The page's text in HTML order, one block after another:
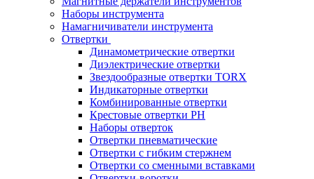
Наборы инструмента
Намагничиватели инструмента
Отвертки
Динамометрические отвертки
Диэлектрические отвертки
Звездообразные отвертки TORX
Индикаторные отвертки
Комбинированные отвертки
Крестовые отвертки PH
Наборы отверток
Отвертки пневматические
Отвертки с гибким стержнем
Отвертки со сменными вставками